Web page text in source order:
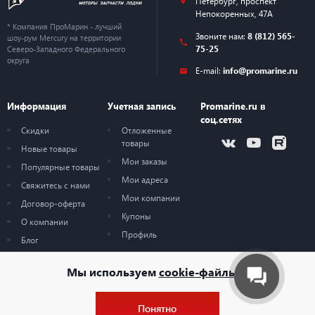
Гидравлический
Объем двигателя 1832 см³
Электронный впрыск (EFI)
Генератор 12В 16А
Коэффициент редукции
Вращение винта Правое
Циркуляционная
Мы используемcookie-файлы
Понятно
* Компания ПроМарин - лучший
шоу-рум Mercury на территории
Северо-Западного Федерального
округа
Непокоренных, 47А
Звоните нам: 8 (812) 565-
75-25
E-mail: info@promarine.ru
Информация
Скидки
Новые товары
Популярные товары
Свяжитесь с нами
Договор-оферта
О компании
Блог
Учетная запись
Отложенные
товары
Мои заказы
Мои адреса
Мои компании
Купоны
Профиль
Promarine.ru в
соц.сетях